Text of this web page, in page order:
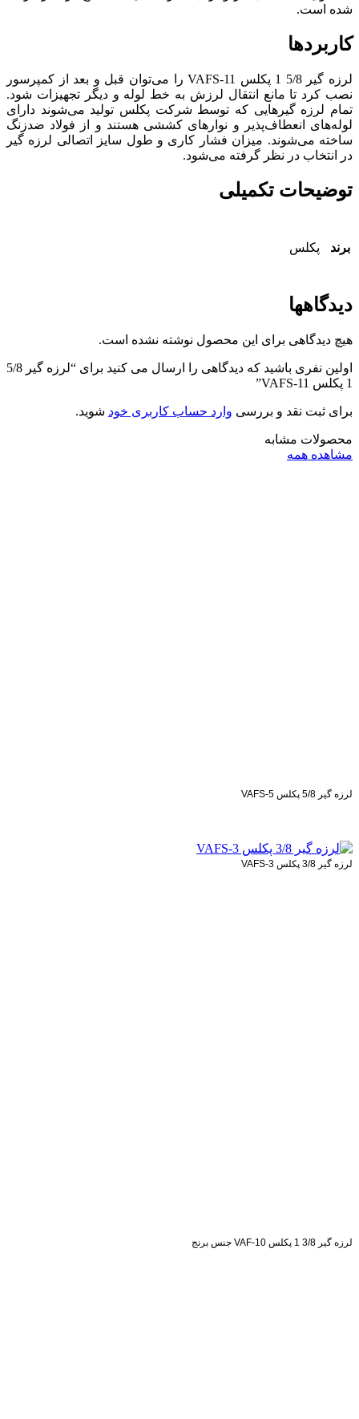
شده است.
کاربردها
لرزه گیر 5/8 1 پکلس VAFS-11 را می‌توان قبل و بعد از کمپرسور
نصب کرد تا مانع انتقال لرزش به خط لوله و دیگر تجهیزات شود.
تمام لرزه‌ گیرهایی که توسط شرکت پکلس تولید می‌شوند دارای
لوله‌های انعطاف‌پذیر و نوارهای کششی هستند و از فولاد ضدزنگ
ساخته می‌شوند‌. میزان فشار کاری و طول سایز اتصالی لرزه‌ گیر
در انتخاب در نظر گرفته می‌شود.
توضیحات تکمیلی
برند پکلس
دیدگاهها
هیچ دیدگاهی برای این محصول نوشته نشده است.
اولین نفری باشید که دیدگاهی را ارسال می کنید برای “لرزه گیر 5/8
1 پکلس VAFS-11”
برای ثبت نقد و بررسی وارد حساب کاربری خود شوید.
محصولات مشابه
مشاهده همه
لرزه گیر 5/8 پکلس VAFS-5
لرزه گیر 3/8 پکلس VAFS-3
لرزه گیر 3/8 1 پکلس VAF-10 جنس برنج